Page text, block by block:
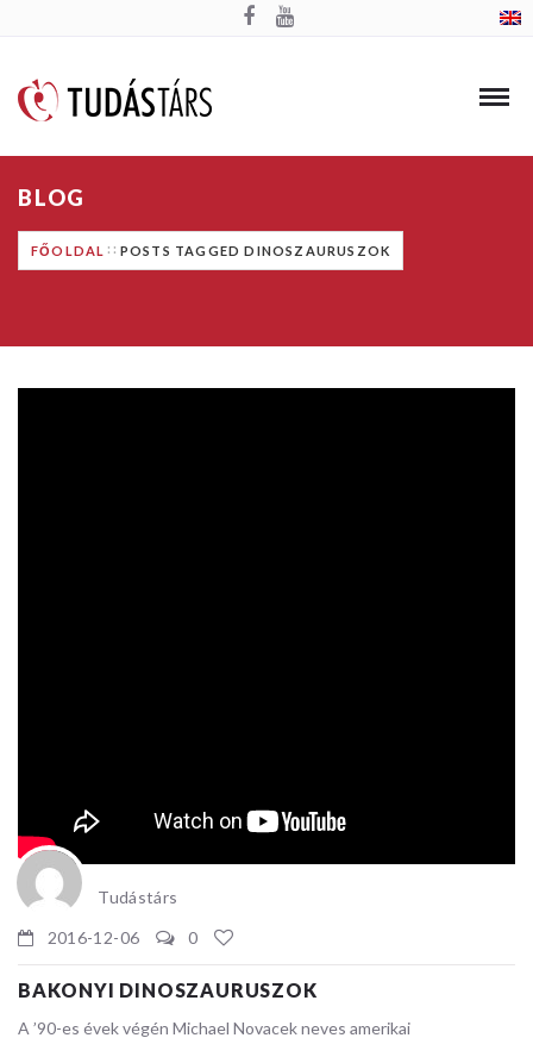
BLOG
FŐOLDAL POSTS TAGGED DINOSZAURUSZOK
Tudástárs
2016-12-06
0
BAKONYI DINOSZAURUSZOK
A ’90-es évek végén Michael Novacek neves amerikai